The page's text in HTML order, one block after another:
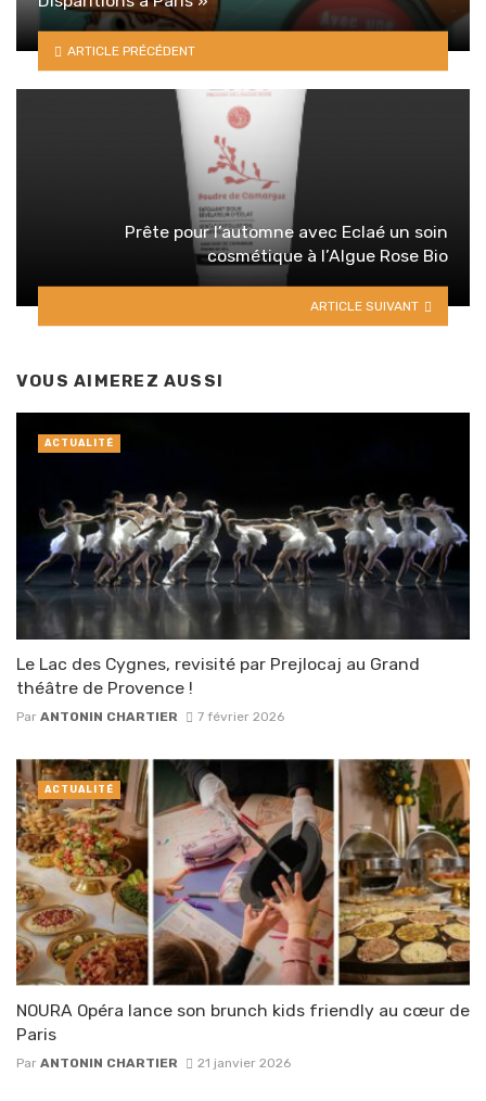
ARTICLE PRÉCÉDENT
Prête pour l’automne avec Eclaé un soin
cosmétique à l’Algue Rose Bio
ARTICLE SUIVANT
VOUS AIMEREZ AUSSI
Le Lac des Cygnes, revisité par Prejlocaj au Grand
théâtre de Provence !
Par ANTONIN CHARTIER 7 février 2026
ACTUALITÉ
NOURA Opéra lance son brunch kids friendly au cœur de
Paris
Par ANTONIN CHARTIER 21 janvier 2026
ACTUALITÉ